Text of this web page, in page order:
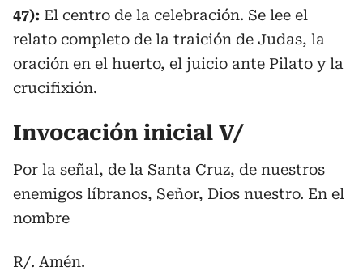
47): El centro de la celebración. Se lee el
relato completo de la traición de Judas, la
oración en el huerto, el juicio ante Pilato y la
crucifixión.
Invocación inicial V/
Por la señal, de la Santa Cruz, de nuestros
enemigos líbranos, Señor, Dios nuestro. En el
nombre
R/. Amén.